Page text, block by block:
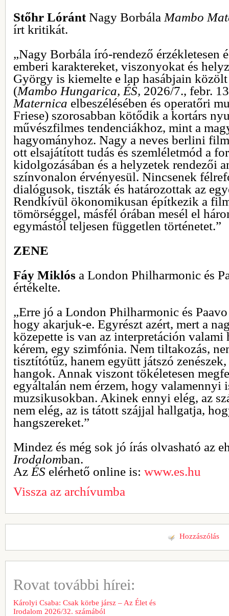
Stőhr LórántNagy Borbála Mambo
írt kritikát.
„Nagy Borbála író-rendező érzékletesen
emberi karaktereket, viszonyokat és
György is kiemelte e lap hasábjain
(Mambo Hungarica, ÉS, 2026/7., febr.
Maternica elbeszélésében és operatőri
Friese) szorosabban kötődik a kortárs
művészfilmes tendenciákhoz, mint a
hagyományhoz. Nagy a neves berlini
ott elsajátított tudás és szemléletmód a
kidolgozásában és a helyzetek rendezői
színvonalon érvényesül. Nincsenek
dialógusok, tiszták és határozottak az
Rendkívül ökonomikusan építkezik a
tömörséggel, másfél órában mesél el
egymástól teljesen független történetet.”
ZENE
Fáy Miklós a London Philharmonic és
értékelte.
„Erre jó a London Philharmonic és
hogy akarjuk-e. Egyrészt azért, mert a
közepette is van az interpretáción valami
kérem, egy szimfónia. Nem tiltakozás,
tisztítótűz, hanem együtt játszó
hangok. Annak viszont tökéletesen
egyáltalán nem érzem, hogy valamennyi
muzsikusokban. Akinek ennyi elég, az
nem elég, az is tátott szájjal hallgatja,
hangszereket.”
Mindez és még sok jó írás olvasható az
Irodalomban.
Az ÉS elérhető online is: www.es.hu
Vissza az archívumba
Hozzászólás
Rovat további hírei:
Károlyi Csaba: Csak körbe jársz – Az Élet és
Irodalom 2026/32. számából